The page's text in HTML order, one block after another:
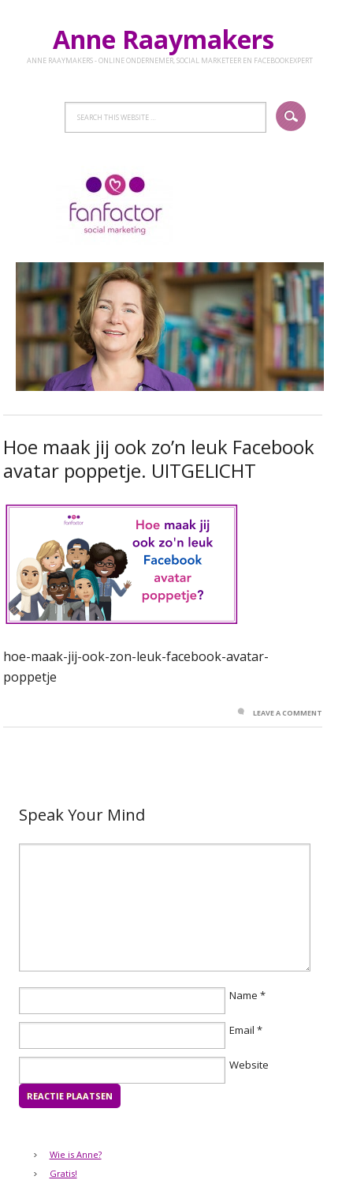
Anne Raaymakers
ANNE RAAYMAKERS - ONLINE ONDERNEMER, SOCIAL MARKETEER EN FACEBOOKEXPERT
Hoe maak jij ook zo’n leuk Facebook
avatar poppetje. UITGELICHT
hoe-maak-jij-ook-zon-leuk-facebook-avatar-
poppetje
LEAVE A COMMENT
Speak Your Mind
Name *
Email *
Website
Wie is Anne?
Gratis!